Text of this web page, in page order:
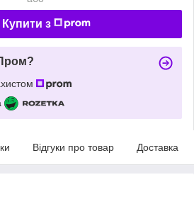
Купити з
Відгуки про товар Доставка